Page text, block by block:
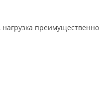
преимущественно